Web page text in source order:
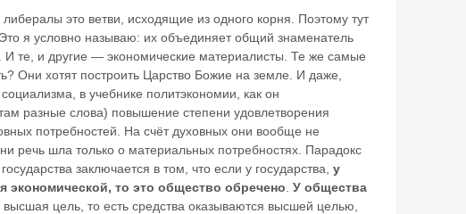
это ветви, исходящие из одного корня. Поэтому тут
я условно называю: их объединяет общий знаменатель
те, и другие — экономические материалисты. Те же самые
Они хотят построить Царство Божие на земле. И даже,
в учебнике политэкономии, как он
разные слова) повышение степени удовлетворения
потребностей. На счёт духовных они вообще не
речь шла только о материальных потребностях. Парадокс
заключается в том, что если у государства,у
то это общество обречено .У общества
высшая цель, то есть средства оказываются высшей целью,